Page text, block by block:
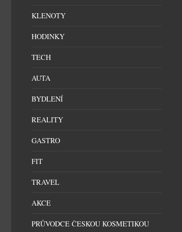
KLENOTY
HODINKY
TECH
AUTA
BYDLENÍ
REALITY
GASTRO
FIT
TRAVEL
AKCE
PRŮVODCE ČESKOU KOSMETIKOU